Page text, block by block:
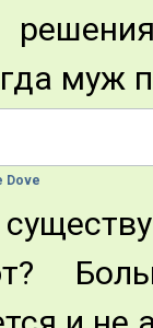
муж
Dove